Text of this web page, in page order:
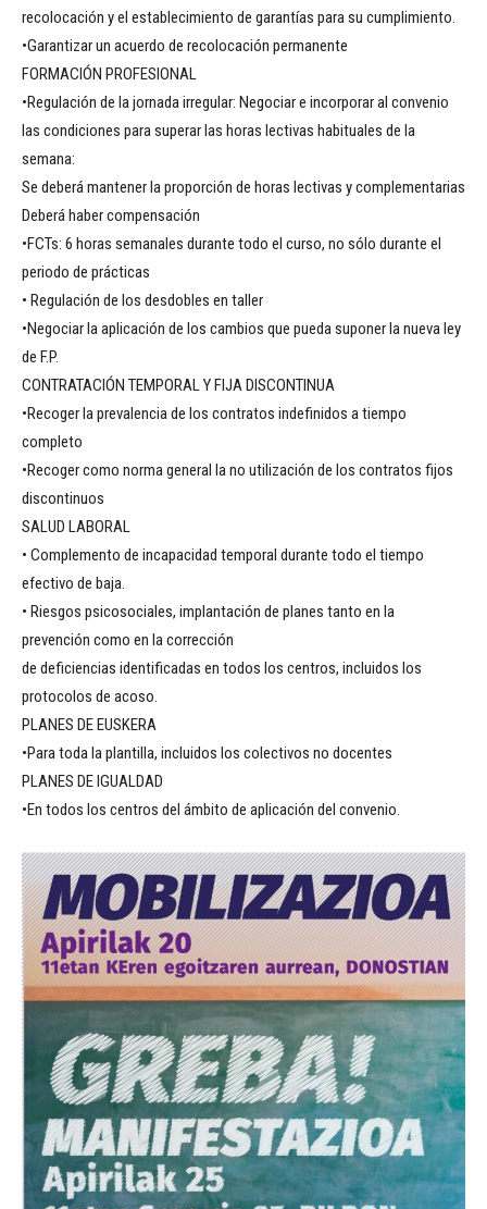
recolocación y el establecimiento de garantías para su cumplimiento.
•Garantizar un acuerdo de recolocación permanente
FORMACIÓN PROFESIONAL
•Regulación de la jornada irregular: Negociar e incorporar al convenio
las condiciones para superar las horas lectivas habituales de la
semana:
Se deberá mantener la proporción de horas lectivas y complementarias
Deberá haber compensación
•FCTs: 6 horas semanales durante todo el curso, no sólo durante el
periodo de prácticas
• Regulación de los desdobles en taller
•Negociar la aplicación de los cambios que pueda suponer la nueva ley
de F.P.
CONTRATACIÓN TEMPORAL Y FIJA DISCONTINUA
•Recoger la prevalencia de los contratos indefinidos a tiempo
completo
•Recoger como norma general la no utilización de los contratos fijos
discontinuos
SALUD LABORAL
• Complemento de incapacidad temporal durante todo el tiempo
efectivo de baja.
• Riesgos psicosociales, implantación de planes tanto en la
prevención como en la corrección
de deficiencias identificadas en todos los centros, incluidos los
protocolos de acoso.
PLANES DE EUSKERA
•Para toda la plantilla, incluidos los colectivos no docentes
PLANES DE IGUALDAD
•En todos los centros del ámbito de aplicación del convenio.